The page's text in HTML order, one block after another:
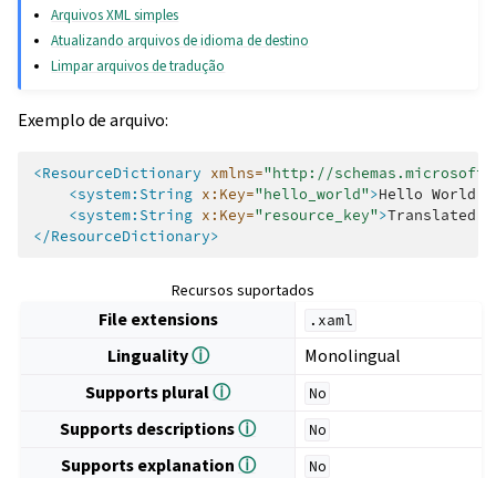
Arquivos XML simples
Atualizando arquivos de idioma de destino
Limpar arquivos de tradução
Exemplo de arquivo:
<ResourceDictionary xmlns="http://
<system:String x:Key="hello_world">Hello World!
<system:String x:Key="resource_key">Translated
</ResourceDictionary>
Recursos suportados
File extensions .xaml
Lingualityⓘ
Monolingual
Supports pluralⓘ No
Supports descriptionsⓘ No
Supports explanationⓘ No